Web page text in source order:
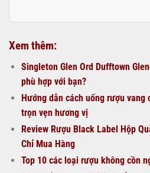
Xem thêm:
Singleton Glen Ord Dufftown
phù hợp với bạn?
Hướng dẫn cách uống rượu
trọn vẹn hương vị
Review Rượu Black Label Hộp
Chỉ Mua Hàng
Top 10 các loại rượu không cồn